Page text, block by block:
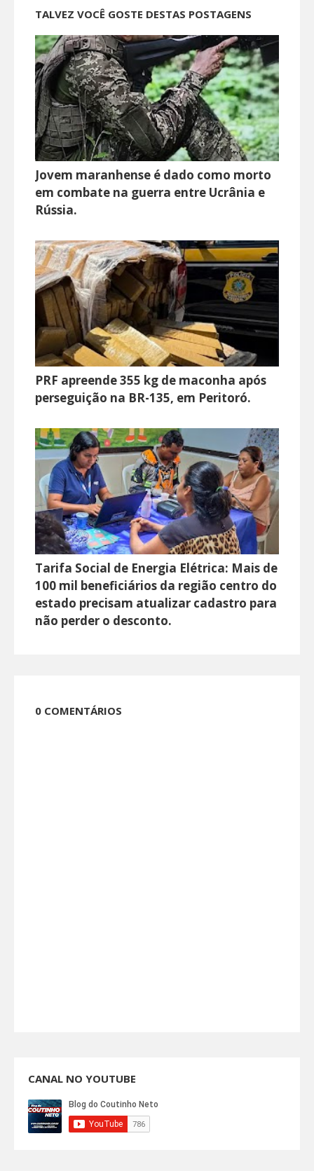
TALVEZ VOCÊ GOSTE DESTAS POSTAGENS
Jovem maranhense é dado como morto
em combate na guerra entre Ucrânia e
Rússia.
PRF apreende 355 kg de maconha após
perseguição na BR-135, em Peritoró.
Tarifa Social de Energia Elétrica: Mais de
100 mil beneficiários da região centro do
estado precisam atualizar cadastro para
não perder o desconto.
0 COMENTÁRIOS
CANAL NO YOUTUBE